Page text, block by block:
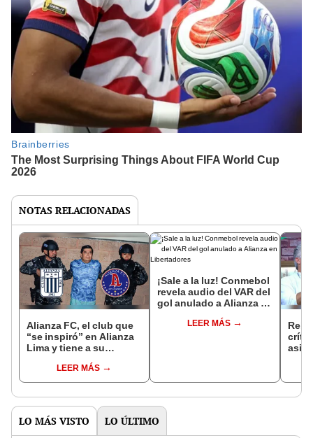
NOTAS RELACIONADAS
Alianza FC, el club que
“se inspiró” en Alianza
Lima y tiene a su
LEER MÁS
¡Sale a la luz! Conmebol
revela audio del VAR del
gol anulado a Alianza en
LEER MÁS
LO MÁS VISTO LO ÚLTIMO